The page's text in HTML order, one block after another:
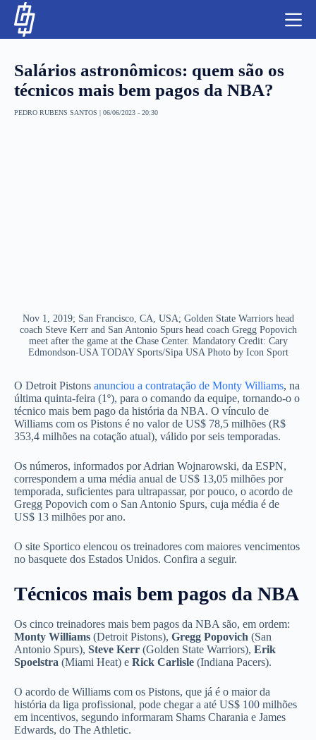
Salários astronômicos: quem são os
técnicos mais bem pagos da NBA?
PEDRO RUBENS SANTOS | 06/06/2023 - 20:30
Nov 1, 2019; San Francisco, CA, USA; Golden State Warriors head
coach Steve Kerr and San Antonio Spurs head coach Gregg Popovich
meet after the game at the Chase Center. Mandatory Credit: Cary
Edmondson-USA TODAY Sports/Sipa USA Photo by Icon Sport
O Detroit Pistons anunciou a contratação de Monty Williams, na
última quinta-feira (1º), para o comando da equipe, tornando-o o
técnico mais bem pago da história da NBA. O vínculo de
Williams com os Pistons é no valor de US$ 78,5 milhões (R$
353,4 milhões na cotação atual), válido por seis temporadas.
Os números, informados por Adrian Wojnarowski, da ESPN,
correspondem a uma média anual de US$ 13,05 milhões por
temporada, suficientes para ultrapassar, por pouco, o acordo de
Gregg Popovich com o San Antonio Spurs, cuja média é de
US$ 13 milhões por ano.
O site Sportico elencou os treinadores com maiores vencimentos
no basquete dos Estados Unidos. Confira a seguir.
Técnicos mais bem pagos da NBA
Os cinco treinadores mais bem pagos da NBA são, em ordem:
Monty Williams (Detroit Pistons), Gregg Popovich (San
Antonio Spurs), Steve Kerr (Golden State Warriors), Erik
Spoelstra (Miami Heat) e Rick Carlisle (Indiana Pacers).
O acordo de Williams com os Pistons, que já é o maior da
história da liga profissional, pode chegar a até US$ 100 milhões
em incentivos, segundo informaram Shams Charania e James
Edwards, do The Athletic.